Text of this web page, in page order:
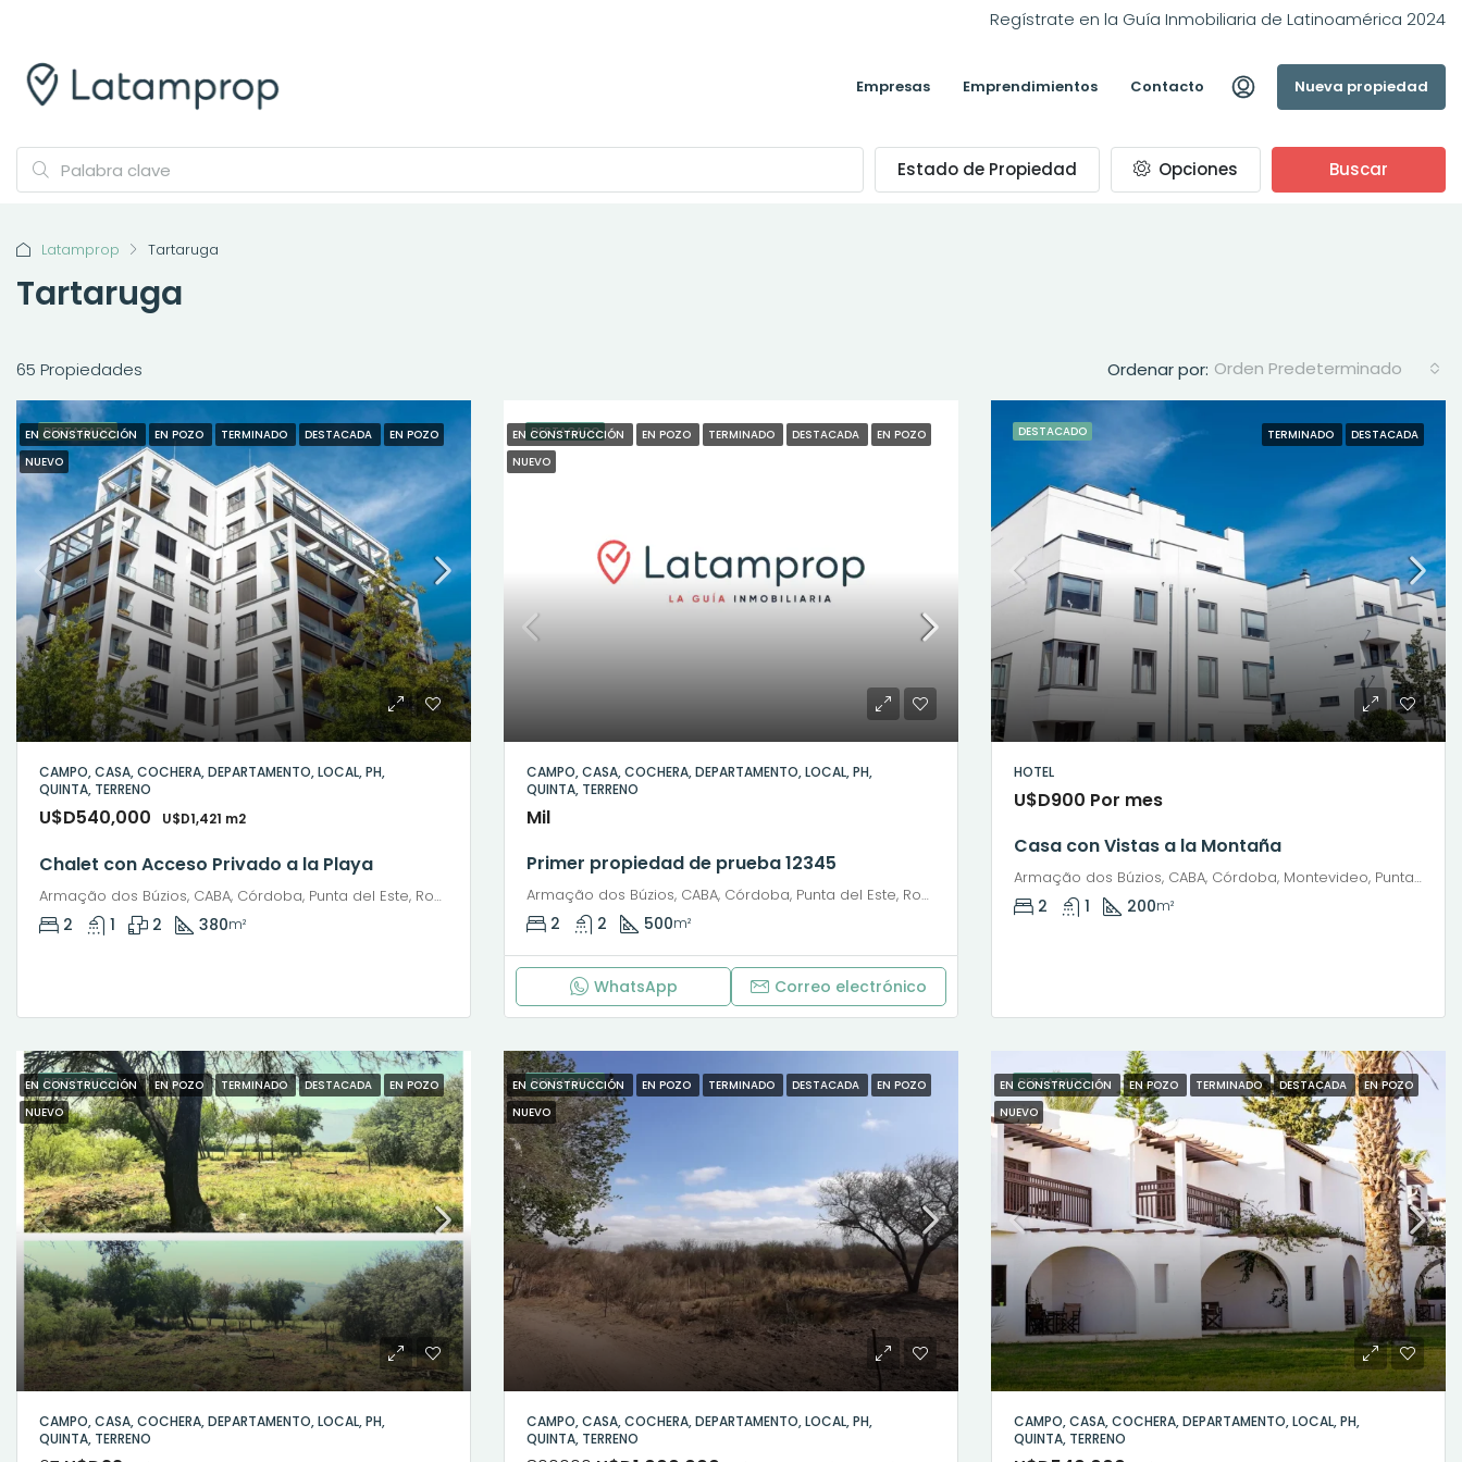
Regístrate en la Guía Inmobiliaria de Latinoamérica 2024
Empresas Emprendimientos Contacto Nueva propiedad
Estado de Propiedad Opciones Buscar
Latamprop Tartaruga
Tartaruga
65 Propiedades Ordenar por: Orden Predeterminado
DESTACADO
EN CONSTRUCCIÓN EN POZO TERMINADO DESTACADA
EN POZO
NUEVO
CAMPO, CASA, COCHERA, DEPARTAMENTO, LOCAL, PH,
QUINTA, TERRENO
U$D540,000 U$D1,421 m2
Chalet con Acceso Privado a la Playa
Armação dos Búzios, CABA, Córdoba, Punta del Este, Rosario, Santiago de Chile, Valparaíso, Villa Dolores, Viña del Mar
2 1 2 380m²
DESTACADO
EN CONSTRUCCIÓN EN POZO TERMINADO DESTACADA
EN POZO
NUEVO
CAMPO, CASA, COCHERA, DEPARTAMENTO, LOCAL, PH,
QUINTA, TERRENO
Mil
Primer propiedad de prueba 12345
Armação dos Búzios, CABA, Córdoba, Punta del Este, Rosario, Santiago de Chile, Valparaíso, Villa Dolores, Viña del Mar, Avenida José Bento Ribeiro Dantas
2 2 500m²
WhatsApp Correo electrónico
DESTACADO TERMINADO DESTACADA
HOTEL
U$D900 Por mes
Casa con Vistas a la Montaña
Armação dos Búzios, CABA, Córdoba, Montevideo, Punta del Este, Rosario, Santiago de Chile, Valparaíso, Villa Dolores, Viña del Mar
2 1 200m²
DESTACADO
EN CONSTRUCCIÓN EN POZO TERMINADO DESTACADA
EN POZO
NUEVO
CAMPO, CASA, COCHERA, DEPARTAMENTO, LOCAL, PH,
QUINTA, TERRENO
DESTACADO
EN CONSTRUCCIÓN EN POZO TERMINADO DESTACADA
EN POZO
NUEVO
CAMPO, CASA, COCHERA, DEPARTAMENTO, LOCAL, PH,
QUINTA, TERRENO
DESTACADO
EN CONSTRUCCIÓN EN POZO TERMINADO DESTACADA
EN POZO
NUEVO
CAMPO, CASA, COCHERA, DEPARTAMENTO, LOCAL, PH,
QUINTA, TERRENO